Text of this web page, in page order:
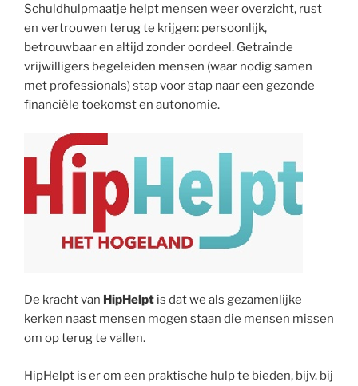
Schuldhulpmaatje helpt mensen weer overzicht, rust
en vertrouwen terug te krijgen: persoonlijk,
betrouwbaar en altijd zonder oordeel. Getrainde
vrijwilligers begeleiden mensen (waar nodig samen
met professionals) stap voor stap naar een gezonde
financiële toekomst en autonomie.
De kracht van HipHelpt is dat we als gezamenlijke
kerken naast mensen mogen staan die mensen missen
om op terug te vallen.
HipHelpt is er om een praktische hulp te bieden, bijv. bij